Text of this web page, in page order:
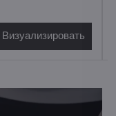
Визуализировать